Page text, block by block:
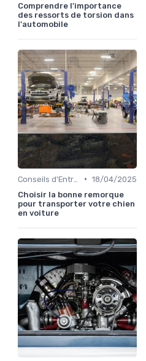
Comprendre l'importance
des ressorts de torsion dans
l'automobile
• 18/04/2025
Choisir la bonne remorque
pour transporter votre chien
en voiture